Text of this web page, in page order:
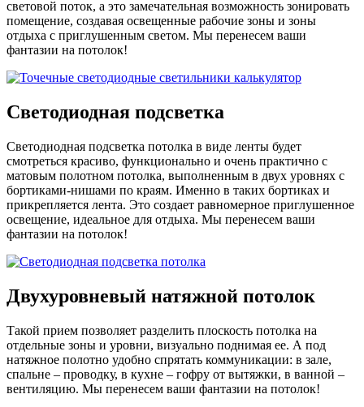
световой поток, а это замечательная возможность зонировать
помещение, создавая освещенные рабочие зоны и зоны
отдыха с приглушенным светом. Мы перенесем ваши
фантазии на потолок!
Светодиодная подсветка
Светодиодная подсветка потолка в виде ленты будет
смотреться красиво, функционально и очень практично с
матовым полотном потолка, выполненным в двух уровнях с
бортиками-нишами по краям. Именно в таких бортиках и
прикрепляется лента. Это создает равномерное приглушенное
освещение, идеальное для отдыха. Мы перенесем ваши
фантазии на потолок!
Двухуровневый натяжной потолок
Такой прием позволяет разделить плоскость потолка на
отдельные зоны и уровни, визуально поднимая ее. А под
натяжное полотно удобно спрятать коммуникации: в зале,
спальне – проводку, в кухне – гофру от вытяжки, в ванной –
вентиляцию. Мы перенесем ваши фантазии на потолок!